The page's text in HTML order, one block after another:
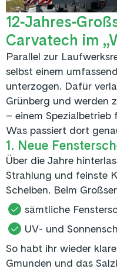
Carvatech im
Parallel zur
selbst einem
unterzogen. Dafür
Grünberg und werden
– einem Spezialbetrieb
Was passiert dort
1. Neue
Über die Jahre
Strahlung und feinste
Scheiben. Beim
sämtliche
UV- und
So habt ihr wieder
Gmunden und das